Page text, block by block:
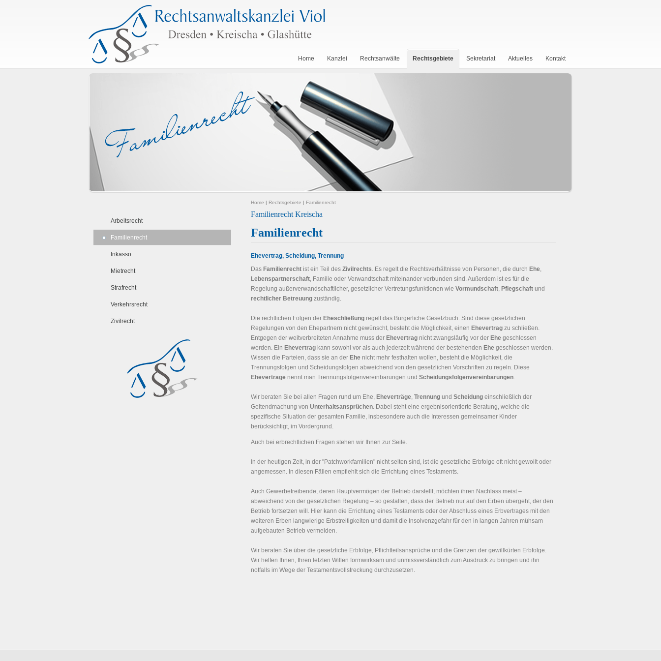
Home Kanzlei Rechtsanwälte Rechtsgebiete Sekretariat Aktuelles Kontakt
Arbeitsrecht
Familienrecht
Inkasso
Mietrecht
Strafrecht
Verkehrsrecht
Zivilrecht
Home | Rechtsgebiete | Familienrecht
Familienrecht Kreischa
Familienrecht
Ehevertrag, Scheidung, Trennung
Das Familienrecht ist ein Teil des Zivilrechts. Es regelt die Rechtsverhältnisse von Personen, die durch Ehe,
Lebenspartnerschaft, Familie oder Verwandtschaft miteinander verbunden sind. Außerdem ist es für die
Regelung außerverwandschaftlicher, gesetzlicher Vertretungsfunktionen wie Vormundschaft, Pflegschaft und
rechtlicher Betreuung zuständig.
Die rechtlichen Folgen der Eheschließung regelt das Bürgerliche Gesetzbuch. Sind diese gesetzlichen
Regelungen von den Ehepartnern nicht gewünscht, besteht die Möglichkeit, einen Ehevertrag zu schließen.
Entgegen der weitverbreiteten Annahme muss der Ehevertrag nicht zwangsläufig vor der Ehe geschlossen
werden. Ein Ehevertrag kann sowohl vor als auch jederzeit während der bestehenden Ehe geschlossen werden.
Wissen die Parteien, dass sie an der Ehe nicht mehr festhalten wollen, besteht die Möglichkeit, die
Trennungsfolgen und Scheidungsfolgen abweichend von den gesetzlichen Vorschriften zu regeln. Diese
Eheverträge nennt man Trennungsfolgenvereinbarungen und Scheidungsfolgenvereinbarungen.
Wir beraten Sie bei allen Fragen rund um Ehe, Eheverträge, Trennung und Scheidung einschließlich der
Geltendmachung von Unterhaltsansprüchen. Dabei steht eine ergebnisorientierte Beratung, welche die
spezifische Situation der gesamten Familie, insbesondere auch die Interessen gemeinsamer Kinder
berücksichtigt, im Vordergrund.
Auch bei erbrechtlichen Fragen stehen wir Ihnen zur Seite.
In der heutigen Zeit, in der "Patchworkfamilien" nicht selten sind, ist die gesetzliche Erbfolge oft nicht gewollt oder
angemessen. In diesen Fällen empfiehlt sich die Errichtung eines Testaments.
Auch Gewerbetreibende, deren Hauptvermögen der Betrieb darstellt, möchten ihren Nachlass meist –
abweichend von der gesetzlichen Regelung – so gestalten, dass der Betrieb nur auf den Erben übergeht, der den
Betrieb fortsetzen will. Hier kann die Errichtung eines Testaments oder der Abschluss eines Erbvertrages mit den
weiteren Erben langwierige Erbstreitigkeiten und damit die Insolvenzgefahr für den in langen Jahren mühsam
aufgebauten Betrieb vermeiden.
Wir beraten Sie über die gesetzliche Erbfolge, Pflichtteilsansprüche und die Grenzen der gewillkürten Erbfolge.
Wir helfen Ihnen, Ihren letzten Willen formwirksam und unmissverständlich zum Ausdruck zu bringen und ihn
notfalls im Wege der Testamentsvollstreckung durchzusetzen.